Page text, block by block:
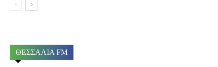
ΘΕΣΣΑΛΙΑ FM